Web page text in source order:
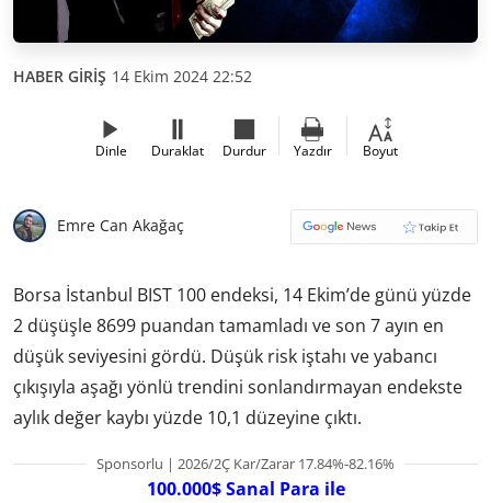
HABER GİRİŞ 14 Ekim 2024 22:52
Dinle Duraklat Durdur Yazdır Boyut
Emre Can Akağaç
Borsa İstanbul BIST 100 endeksi, 14 Ekim’de günü yüzde
2 düşüşle 8699 puandan tamamladı ve son 7 ayın en
düşük seviyesini gördü. Düşük risk iştahı ve yabancı
çıkışıyla aşağı yönlü trendini sonlandırmayan endekste
aylık değer kaybı yüzde 10,1 düzeyine çıktı.
Sponsorlu | 2026/2Ç Kar/Zarar 17.84%-82.16%
100.000$ Sanal Para ile